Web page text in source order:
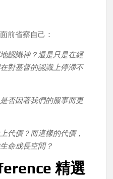
前省察自己：
認識神？還是只是在經
對基督的認識上停滯不
否因著我們的服事而更
代價？而這樣的代價，
命成長空間？
精選